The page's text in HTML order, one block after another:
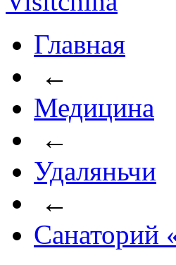
Главная
←
Медицина
←
Удаляньчи
←
Санаторий